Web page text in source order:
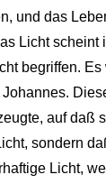
und das
Licht scheint
begriffen.
auf daß
sondern
Licht,